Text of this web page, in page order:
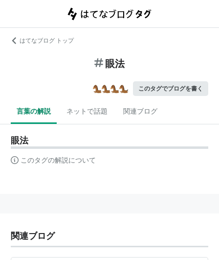
はてなブログ トップ
眼法
このタグでブログを書く
言葉の解説 ネットで話題 関連ブログ
眼法
このタグの解説について
関連ブログ